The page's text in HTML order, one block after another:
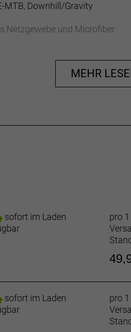
Downhill/Gravity
und Microfiber
MEHR
sofort im Laden
pro
sofort im Laden
pro